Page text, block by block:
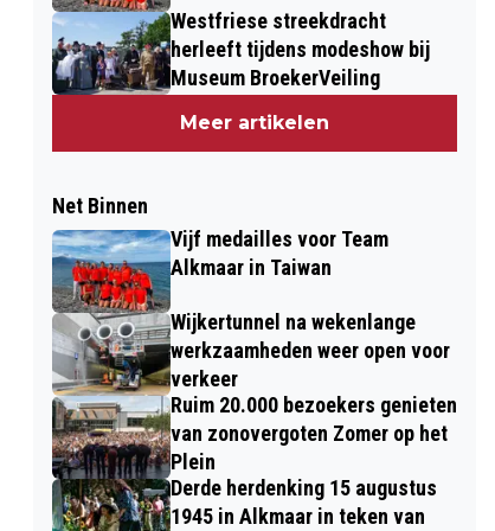
Westfriese streekdracht
herleeft tijdens modeshow bij
Museum BroekerVeiling
Meer artikelen
Net Binnen
Vijf medailles voor Team
Alkmaar in Taiwan
Wijkertunnel na wekenlange
werkzaamheden weer open voor
verkeer
Ruim 20.000 bezoekers genieten
van zonovergoten Zomer op het
Plein
Derde herdenking 15 augustus
1945 in Alkmaar in teken van